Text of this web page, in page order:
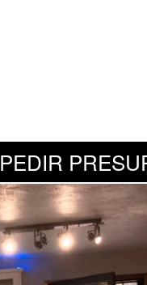
PEDIR